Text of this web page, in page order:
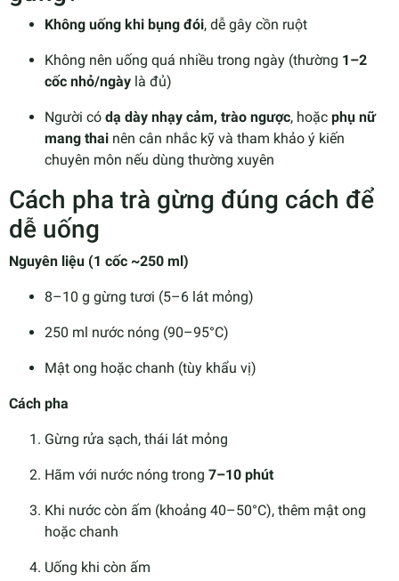
Không uống khi bụng đói, dễ gây cồn ruột
Không nên uống quá nhiều trong ngày (thường 1–2
cốc nhỏ/ngày là đủ)
Người có dạ dày nhạy cảm, trào ngược, hoặc phụ nữ
mang thai nên cân nhắc kỹ và tham khảo ý kiến
chuyên môn nếu dùng thường xuyên
Cách pha trà gừng đúng cách để
dễ uống
Nguyên liệu (1 cốc ~250 ml)
8–10 g gừng tươi (5–6 lát mỏng)
250 ml nước nóng (90–95°C)
Mật ong hoặc chanh (tùy khẩu vị)
Cách pha
Gừng rửa sạch, thái lát mỏng
Hãm với nước nóng trong 7–10 phút
Khi nước còn ấm (khoảng 40–50°C), thêm mật ong
hoặc chanh
Uống khi còn ấm